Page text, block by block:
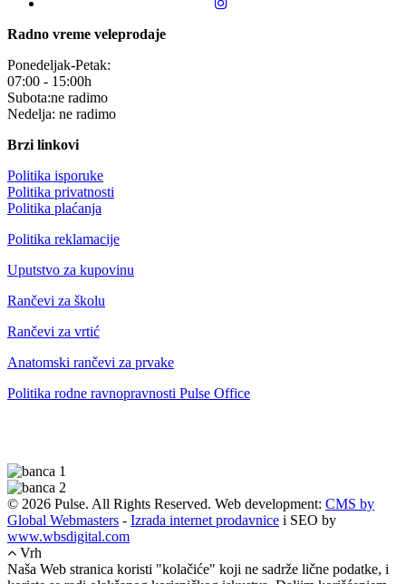
Radno vreme veleprodaje
Ponedeljak-Petak:
07:00 - 15:00h
Subota:ne radimo
Nedelja: ne radimo
Brzi linkovi
Politika isporuke
Politika privatnosti
Politika plaćanja
Politika reklamacije
Uputstvo za kupovinu
Rančevi za školu
Rančevi za vrtić
Anatomski rančevi za prvake
Politika rodne ravnopravnosti Pulse Office
© 2026 Pulse. All Rights Reserved. Web development: CMS by
Global Webmasters - Izrada internet prodavnice i SEO by
www.wbsdigital.com
Vrh
Naša Web stranica koristi "kolačiće" koji ne sadrže lične podatke, i